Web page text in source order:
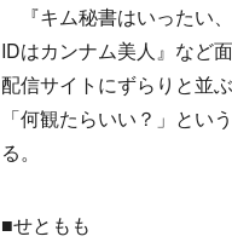
『キム秘書はいったい
IDはカンナム美人』など
配信サイトにずらりと並
「何観たらいい？」とい
る。
■せともも